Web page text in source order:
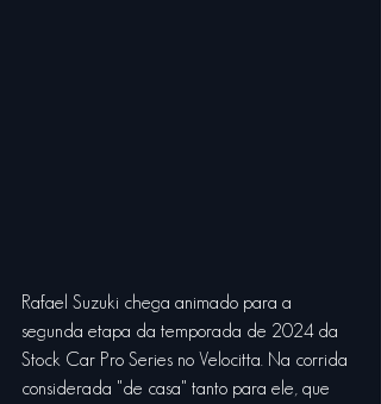
Rafael Suzuki chega animado para a
segunda etapa da temporada de 2024 da
Stock Car Pro Series no Velocitta. Na corrida
considerada "de casa" tanto para ele, que